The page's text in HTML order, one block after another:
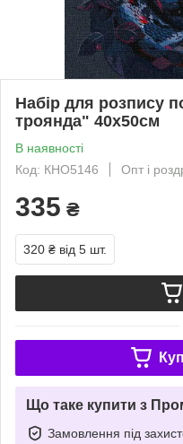
Набір для розпису
троянда" 40х50см
В наявності
Код: КНО5146
Опт і
335 ₴
320 ₴ від 5 шт.
Що таке купити з
Замовлення під